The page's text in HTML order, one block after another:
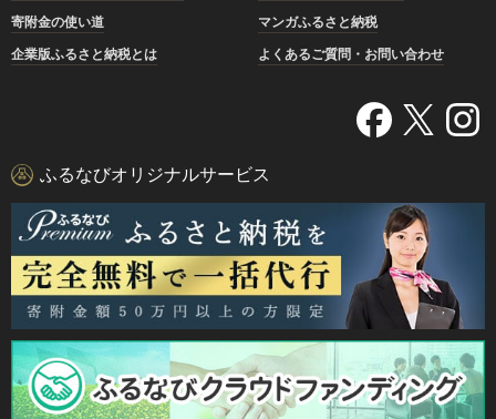
寄附金の使い道
マンガふるさと納税
企業版ふるさと納税とは
よくあるご質問・お問い合わせ
ふるなびオリジナルサービス